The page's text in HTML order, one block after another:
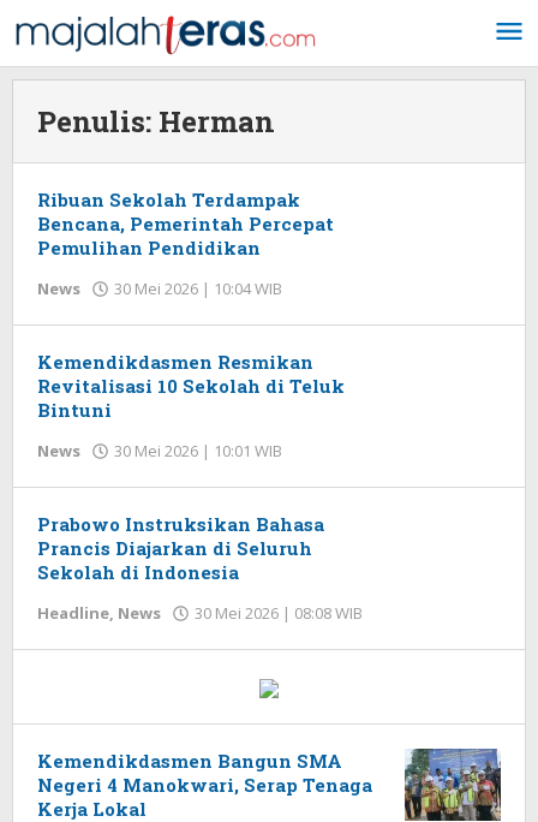
ke
konten
Penulis: Herman
Ribuan Sekolah Terdampak
Bencana, Pemerintah Percepat
Pemulihan Pendidikan
News 30 Mei 2026 | 10:04 WIB
Kemendikdasmen Resmikan
Revitalisasi 10 Sekolah di Teluk
Bintuni
News 30 Mei 2026 | 10:01 WIB
Prabowo Instruksikan Bahasa
Prancis Diajarkan di Seluruh
Sekolah di Indonesia
Headline, News 30 Mei 2026 | 08:08 WIB
Kemendikdasmen Bangun SMA
Negeri 4 Manokwari, Serap Tenaga
Kerja Lokal